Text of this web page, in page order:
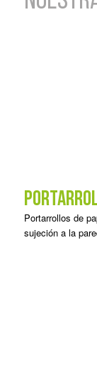
Portarrollos de
sujeción a la